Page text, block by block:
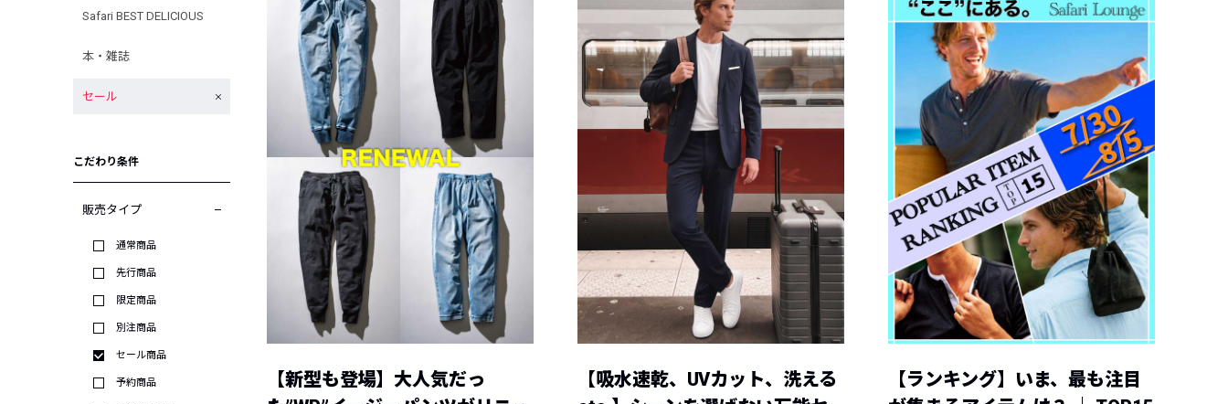
Safari BEST DELICIOUS
本・雑誌
セール
こだわり条件
販売タイプ
通常商品
先行商品
限定商品
別注商品
セール商品
予約商品
【新型も登場】大人気だっ
【吸水速乾、UVカット、洗える
【ランキング】いま、最も注目